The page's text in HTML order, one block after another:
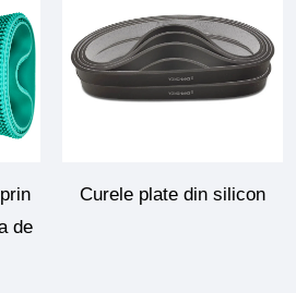
de
Curele plate din silicon